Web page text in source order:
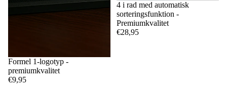
Formel 1-logotyp -
premiumkvalitet
€9,95
4 i rad med automatisk
sorteringsfunktion -
Premiumkvalitet
€28,95